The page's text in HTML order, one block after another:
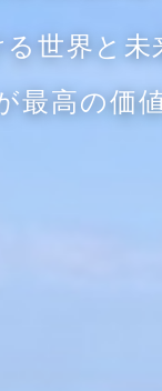
世界と未
最高の価